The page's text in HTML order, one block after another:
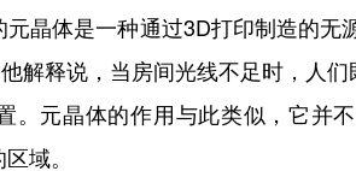
体是一种通过3D打印制造的无
解释说，当房间光线不足时，人
。元晶体的作用与此类似，它并
域。